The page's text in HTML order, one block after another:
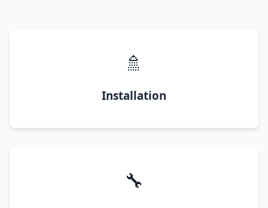
🚿
Installation
🔧